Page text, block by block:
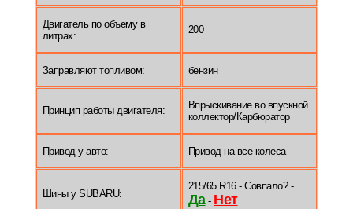
Двигатель по объему в
литрах:
200
Заправляют топливом: бензин
Принцип работы двигателя:
Впрыскивание во впускной
коллектор/Карбюратор
Привод у авто: Привод на все колеса
Шины у SUBARU:
215/65 R16 - Совпало? -
Да- Нет